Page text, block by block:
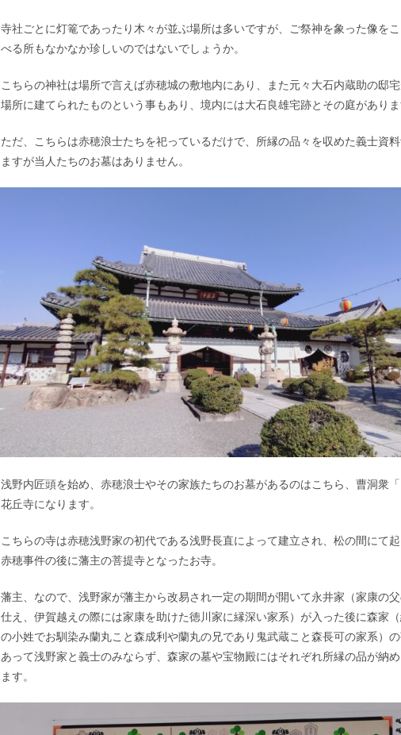
寺社ごとに灯篭であったり木々が並ぶ場所は多いですが、ご祭神を象った像を
べる所もなかなか珍しいのではないでしょうか。
こちらの神社は場所で言えば赤穂城の敷地内にあり、また元々大石内蔵助の邸
場所に建てられたものという事もあり、境内には大石良雄宅跡とその庭があり
ただ、こちらは赤穂浪士たちを祀っているだけで、所縁の品々を収めた義士資
ますが当人たちのお墓はありません。
浅野内匠頭を始め、赤穂浪士やその家族たちのお墓があるのはこちら、曹洞衆
花丘寺になります。
こちらの寺は赤穂浅野家の初代である浅野長直によって建立され、松の間にて
赤穂事件の後に藩主の菩提寺となったお寺。
藩主、なので、浅野家が藩主から改易され一定の期間が開いて永井家（家康の
仕え、伊賀越えの際には家康を助けた徳川家に縁深い家系）が入った後に森家
の小姓でお馴染み蘭丸こと森成利や蘭丸の兄であり鬼武蔵こと森長可の家系）
あって浅野家と義士のみならず、森家の墓や宝物殿にはそれぞれ所縁の品が納
ます。